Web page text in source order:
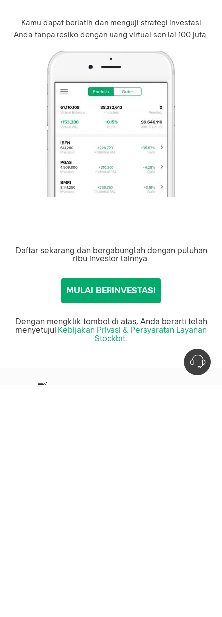
Kamu dapat berlatih dan menguji strategi investasi
Anda tanpa resiko dengan uang virtual senilai 100 juta.
Daftar sekarang dan bergabunglah dengan puluhan
ribu investor lainnya.
MULAI BERINVESTASI
Dengan mengklik tombol di atas, Anda berarti telah
menyetujui Kebijakan Privasi & Persyaratan Layanan
Stockbit.